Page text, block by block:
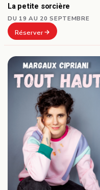
La petite sorcière
DU 19 AU 20 SEPTEMBRE
Réserver